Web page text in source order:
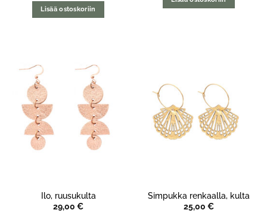
Lisää ostoskoriin
Ilo, ruusukulta
29,00 €
Simpukka renkaalla, kulta
25,00 €